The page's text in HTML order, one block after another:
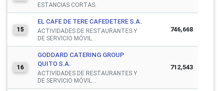
ESTANCIAS CORTAS.
15
EL CAFE DE TERE CAFEDETERE S.A.
ACTIVIDADES DE RESTAURANTES Y
DE SERVICIO MÓVIL...
746,668
16
GODDARD CATERING GROUP
QUITO S.A.
ACTIVIDADES DE RESTAURANTES Y
DE SERVICIO MÓVIL...
712,543